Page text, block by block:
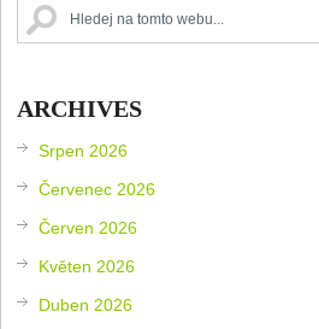
ARCHIVES
Srpen 2026
Červenec 2026
Červen 2026
Květen 2026
Duben 2026